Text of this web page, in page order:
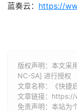
蓝奏云： https://
版权声明：本文采
NC-SA] 进行授权
文章名称：《快捷
文章链接： https://
免责声明：本站为